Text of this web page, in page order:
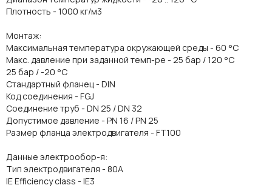
Плотность - 1000 кг/м3
Монтаж:
Максимальная температура окружающей среды - 60 °C
Макс. давление при заданной темп-ре - 25 бар / 120 °C
25 бар / -20 °C
Стандартный фланец - DIN
Код соединения - FGJ
Соединение труб - DN 25 / DN 32
Допустимое давление - PN 16 / PN 25
Размер фланца электродвигателя - FT100
Данные электрообор-я:
Тип электродвигателя - 80A
IE Efficiency class - IE3